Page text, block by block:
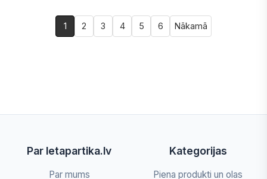
1 2 3 4 5 6 Nākamā
Par letapartika.lv
Par mums
Kategorijas
Piena produkti un olas